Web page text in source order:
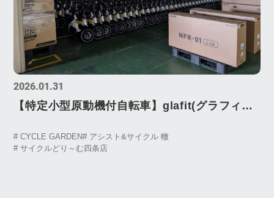
2026.01.31
【特定小型原動機付自転車】glafit(グラフィッ
# CYCLE GARDEN# アシスト&サイクル 轍
# サイクルどり～む四条店